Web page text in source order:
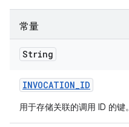
常量
String
INVOCATION_ID
用于存储关联的调用 ID 的键。